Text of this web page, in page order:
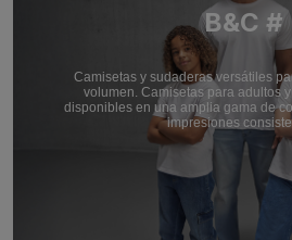
B&C #
Camisetas y sudaderas versátiles
volumen. Camisetas para adultos
disponibles en una amplia gama de
impresiones